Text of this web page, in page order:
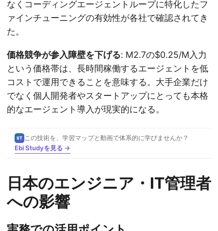
なくコーディングエージェントループに特化したフ
ァインチューニングの有効性が各社で確認されてき
た。
価格競争が参入障壁を下げる: M2.7の$0.25/M入力
という価格帯は、長時間稼働するエージェントを低
コストで運用できることを意味する。大手企業だけ
でなく個人開発者やスタートアップにとっても本格
的なエージェント導入が現実的になる。
ST この技術を、学習マップと動画で体系的に学びませんか？
Ebi Studyを見る →
日本のエンジニア・IT管理者
への影響